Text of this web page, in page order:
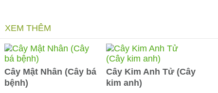
XEM THÊM
Cây Mật Nhân (Cây bá
bệnh)
Cây Kim Anh Tử (Cây
kim anh)